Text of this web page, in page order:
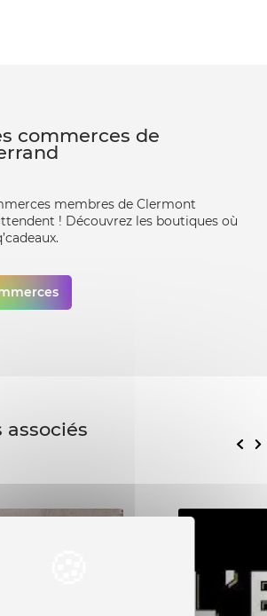
commerces de
membres de Clermont
! Découvrez les boutiques où
associés